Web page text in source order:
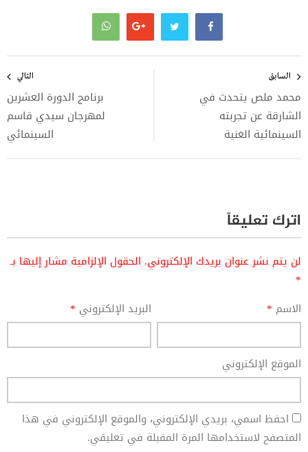
المقالات
السابق
محمد ملص يتحدث في
الشارقة عن تجربته
السينمائية الغنية
التالي
برنامج الدورة العشرين
لمهرجان سيدي قاسم
السينمائي
اترك تعليقاً
لن يتم نشر عنوان بريدك الإلكتروني. الحقول الإلزامية مشار إليها بـ
*
الاسم * البريد الإلكتروني *
الموقع الإلكتروني
احفظ اسمي، بريدي الإلكتروني، والموقع الإلكتروني في هذا
المتصفح لاستخدامها المرة المقبلة في تعليقي.